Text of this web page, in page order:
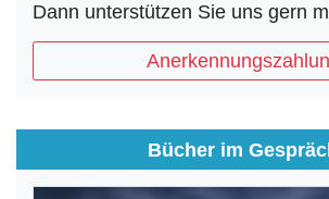
Dann unterstützen Sie uns gern
Bücher im